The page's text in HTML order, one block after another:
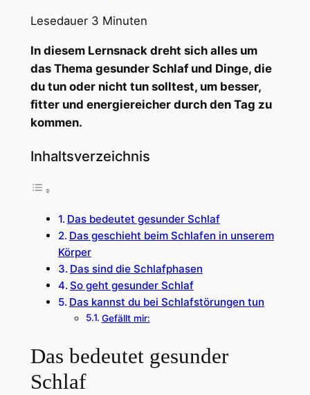
Lesedauer 3 Minuten
In diesem Lernsnack dreht sich alles um
das Thema gesunder Schlaf und Dinge, die
du tun oder nicht tun solltest, um besser,
fitter und energiereicher durch den Tag zu
kommen.
Inhaltsverzeichnis
Das bedeutet gesunder Schlaf
Das geschieht beim Schlafen in unserem
Körper
Das sind die Schlafphasen
So geht gesunder Schlaf
Das kannst du bei Schlafstörungen tun
Gefällt mir:
Das bedeutet gesunder
Schlaf